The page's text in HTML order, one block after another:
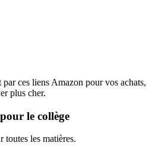
ces liens Amazon pour vos achats,
plus cher.
le collège
toutes les matières.